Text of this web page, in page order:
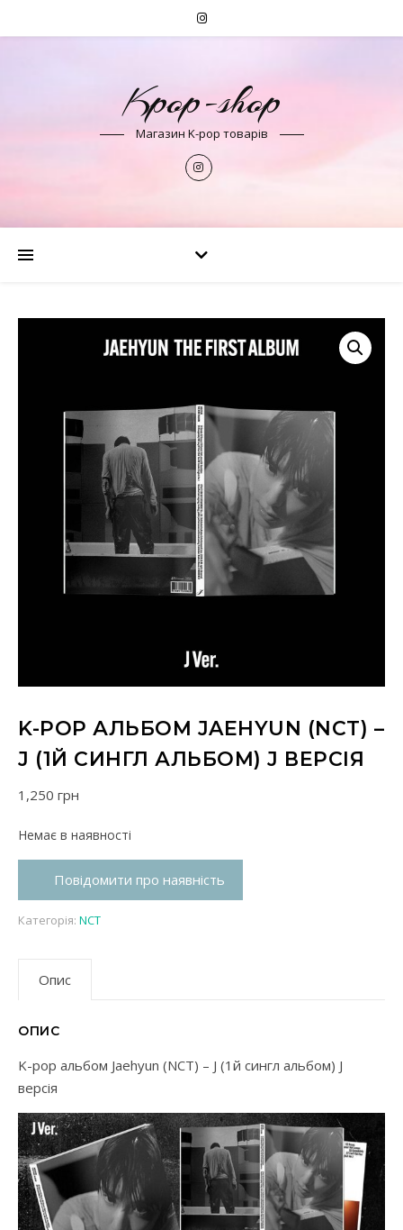
Kpop-shop
Магазин K-pop товарів
K-POP АЛЬБОМ JAEHYUN (NCT) –
J (1Й СИНГЛ АЛЬБОМ) J ВЕРСІЯ
1,250 грн
Немає в наявності
Повідомити про наявність
Категорія: NCT
Опис
ОПИС
K-pop альбом Jaehyun (NCT) – J (1й сингл альбом) J
версія